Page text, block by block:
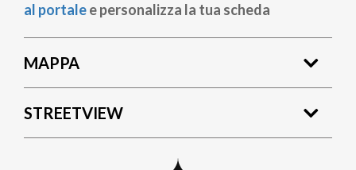
al portalee personalizza la tua scheda
MAPPA
STREETVIEW